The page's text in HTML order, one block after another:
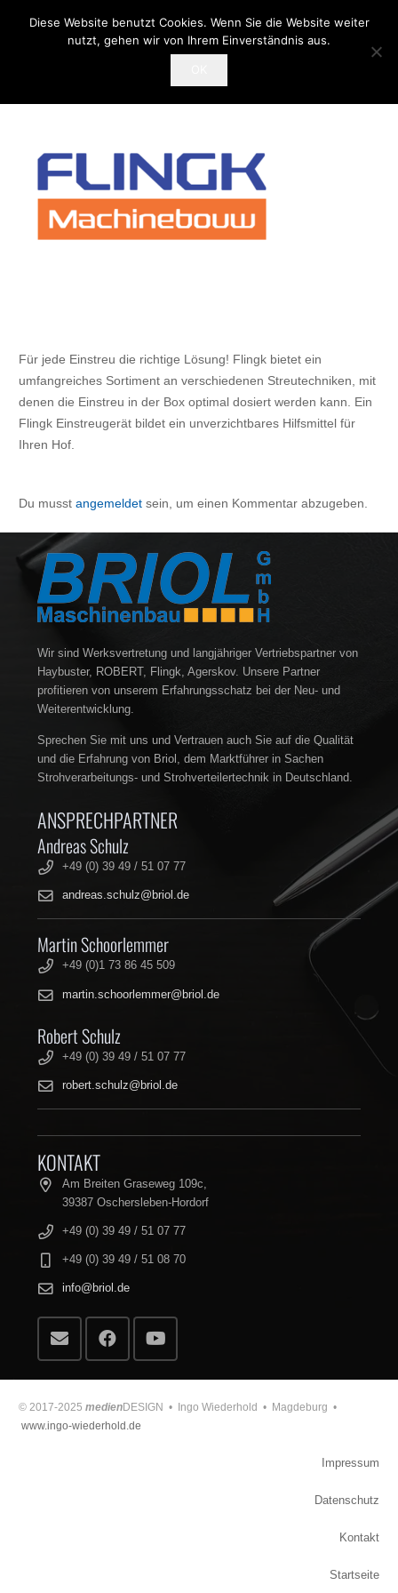
Für jede Einstreu die richtige Lösung! Flingk bietet ein
umfangreiches Sortiment an verschiedenen Streutechniken, mit
denen die Einstreu in der Box optimal dosiert werden kann. Ein
Flingk Einstreugerät bildet ein unverzichtbares Hilfsmittel für
Ihren Hof.
Du musst angemeldet sein, um einen Kommentar abzugeben.
Wir sind Werksvertretung und langjähriger Vertriebspartner von
Haybuster, ROBERT, Flingk, Agerskov. Unsere Partner
profitieren von unserem Erfahrungsschatz bei der Neu- und
Weiterentwicklung.
Sprechen Sie mit uns und Vertrauen auch Sie auf die Qualität
und die Erfahrung von Briol, dem Marktführer in Sachen
Strohverarbeitungs- und Strohverteilertechnik in Deutschland.
ANSPRECHPARTNER
Andreas Schulz
+49 (0) 39 49 / 51 07 77
andreas.schulz@briol.de
Martin Schoorlemmer
+49 (0)1 73 86 45 509
martin.schoorlemmer@briol.de
Robert Schulz
+49 (0) 39 49 / 51 07 77
robert.schulz@briol.de
KONTAKT
Am Breiten Graseweg 109c,
39387 Oschersleben-Hordorf
+49 (0) 39 49 / 51 07 77
+49 (0) 39 49 / 51 08 70
info@briol.de
© 2017-2025 medienDESIGN • Ingo Wiederhold • Magdeburg •
www.ingo-wiederhold.de
Impressum
Datenschutz
Kontakt
Startseite
Diese Website benutzt Cookies. Wenn Sie die Website weiter
nutzt, gehen wir von Ihrem Einverständnis aus.